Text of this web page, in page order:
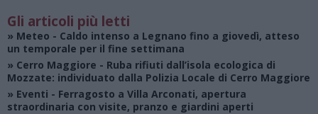
Gli articoli più letti
» Meteo - Caldo intenso a Legnano fino a giovedì, atteso
un temporale per il fine settimana
» Cerro Maggiore - Ruba rifiuti dall’isola ecologica di
Mozzate: individuato dalla Polizia Locale di Cerro Maggiore
» Eventi - Ferragosto a Villa Arconati, apertura
straordinaria con visite, pranzo e giardini aperti